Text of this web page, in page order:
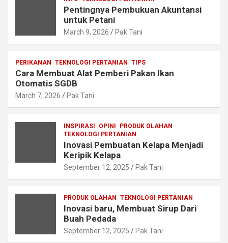
Pentingnya Pembukuan Akuntansi
untuk Petani
March 9, 2026 Pak Tani
PERIKANAN TEKNOLOGI PERTANIAN TIPS
Cara Membuat Alat Pemberi Pakan Ikan
Otomatis SGDB
March 7, 2026 Pak Tani
INSPIRASI OPINI
PRODUK OLAHAN
TEKNOLOGI PERTANIAN
Inovasi Pembuatan Kelapa Menjadi
Keripik Kelapa
September 12, 2025 Pak Tani
PRODUK OLAHAN TEKNOLOGI PERTANIAN
Inovasi baru, Membuat Sirup Dari
Buah Pedada
September 12, 2025 Pak Tani